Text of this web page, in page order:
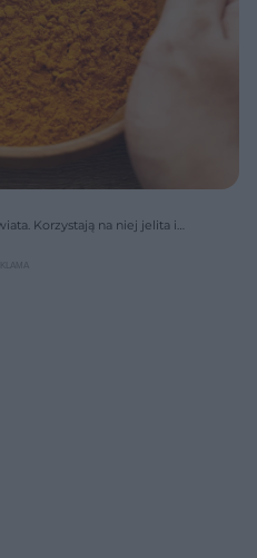
Korzystają na niej jelita i